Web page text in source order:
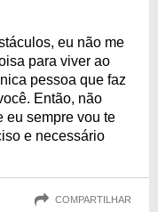
eu não me
para viver ao
pessoa que faz
Então, não
eu sempre vou te
e necessário
COMPARTILHAR